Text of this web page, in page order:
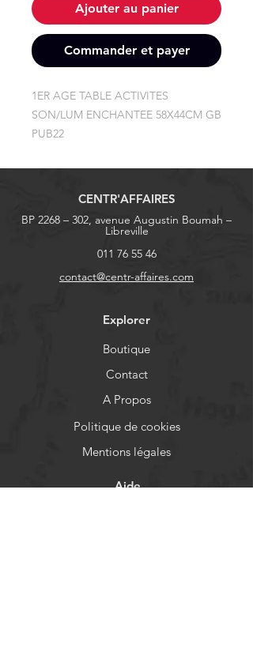
Ajouter au panier
Commander et payer
1ER AGE TABLE ACTIVITES
SON/LUM ENCHANTEE 58X44CM GB
PUB22
CENTR'AFFAIRES
BP 2268 – 302, avenue Augustin Boumah –
Libreville
011 76 55 46
contact@centr-affaires.com
Explorer
Boutique
Contact
A Propos
Politique de cookies
Mentions légales
Aide